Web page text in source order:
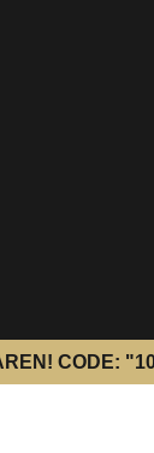
CODE: